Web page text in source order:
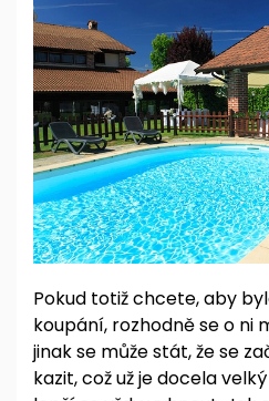
Pokud totiž chcete, aby
koupání, rozhodně se o ni
jinak se může stát, že se
kazit, což už je docela